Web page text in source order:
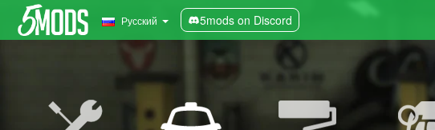
Русский 5mods on Discord